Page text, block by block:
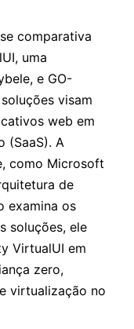
comparativa
uma
e GO-
visam
web em
(SaaS). A
como Microsoft
de
examina os
soluções, ele
VirtualUI em
zero,
virtualização no